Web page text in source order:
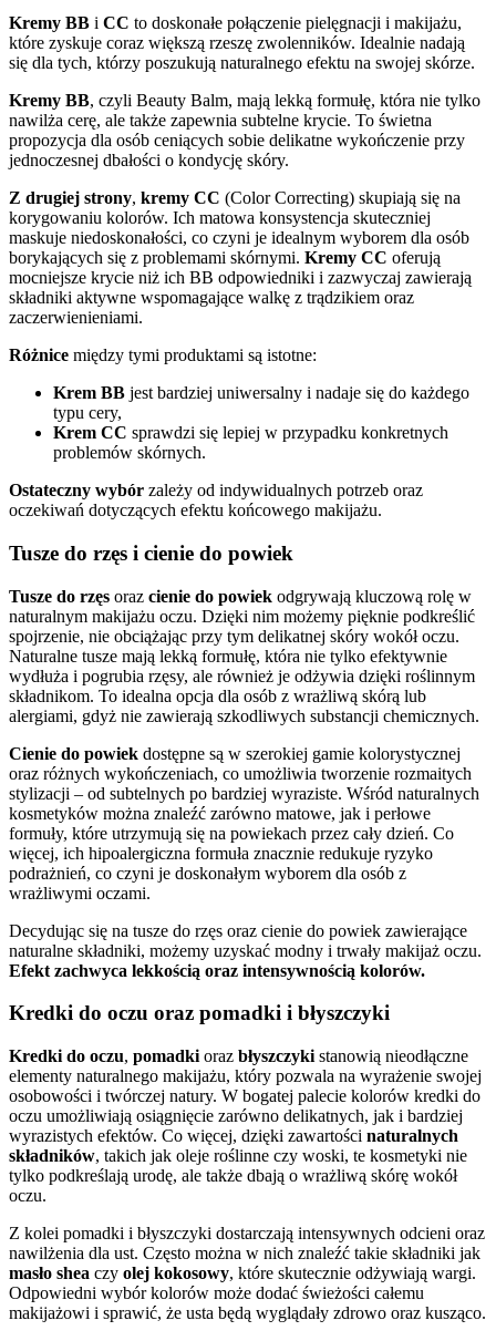
Kremy BB i CC to doskonałe połączenie pielęgnacji i makijażu,
które zyskuje coraz większą rzeszę zwolenników. Idealnie nadają
się dla tych, którzy poszukują naturalnego efektu na swojej skórze.
Kremy BB, czyli Beauty Balm, mają lekką formułę, która nie tylko
nawilża cerę, ale także zapewnia subtelne krycie. To świetna
propozycja dla osób ceniących sobie delikatne wykończenie przy
jednoczesnej dbałości o kondycję skóry.
Z drugiej strony, kremy CC (Color Correcting) skupiają się na
korygowaniu kolorów. Ich matowa konsystencja skuteczniej
maskuje niedoskonałości, co czyni je idealnym wyborem dla osób
borykających się z problemami skórnymi. Kremy CC oferują
mocniejsze krycie niż ich BB odpowiedniki i zazwyczaj zawierają
składniki aktywne wspomagające walkę z trądzikiem oraz
zaczerwienieniami.
Różnice między tymi produktami są istotne:
Krem BB jest bardziej uniwersalny i nadaje się do każdego
typu cery,
Krem CC sprawdzi się lepiej w przypadku konkretnych
problemów skórnych.
Ostateczny wybór zależy od indywidualnych potrzeb oraz
oczekiwań dotyczących efektu końcowego makijażu.
Tusze do rzęs i cienie do powiek
Tusze do rzęs oraz cienie do powiek odgrywają kluczową rolę w
naturalnym makijażu oczu. Dzięki nim możemy pięknie podkreślić
spojrzenie, nie obciążając przy tym delikatnej skóry wokół oczu.
Naturalne tusze mają lekką formułę, która nie tylko efektywnie
wydłuża i pogrubia rzęsy, ale również je odżywia dzięki roślinnym
składnikom. To idealna opcja dla osób z wrażliwą skórą lub
alergiami, gdyż nie zawierają szkodliwych substancji chemicznych.
Cienie do powiek dostępne są w szerokiej gamie kolorystycznej
oraz różnych wykończeniach, co umożliwia tworzenie rozmaitych
stylizacji – od subtelnych po bardziej wyraziste. Wśród naturalnych
kosmetyków można znaleźć zarówno matowe, jak i perłowe
formuły, które utrzymują się na powiekach przez cały dzień. Co
więcej, ich hipoalergiczna formuła znacznie redukuje ryzyko
podrażnień, co czyni je doskonałym wyborem dla osób z
wrażliwymi oczami.
Decydując się na tusze do rzęs oraz cienie do powiek zawierające
naturalne składniki, możemy uzyskać modny i trwały makijaż oczu.
Efekt zachwyca lekkością oraz intensywnością kolorów.
Kredki do oczu oraz pomadki i błyszczyki
Kredki do oczu, pomadki oraz błyszczyki stanowią nieodłączne
elementy naturalnego makijażu, który pozwala na wyrażenie swojej
osobowości i twórczej natury. W bogatej palecie kolorów kredki do
oczu umożliwiają osiągnięcie zarówno delikatnych, jak i bardziej
wyrazistych efektów. Co więcej, dzięki zawartości naturalnych
składników, takich jak oleje roślinne czy woski, te kosmetyki nie
tylko podkreślają urodę, ale także dbają o wrażliwą skórę wokół
oczu.
Z kolei pomadki i błyszczyki dostarczają intensywnych odcieni oraz
nawilżenia dla ust. Często można w nich znaleźć takie składniki jak
masło shea czy olej kokosowy, które skutecznie odżywiają wargi.
Odpowiedni wybór kolorów może dodać świeżości całemu
makijażowi i sprawić, że usta będą wyglądały zdrowo oraz kusząco.